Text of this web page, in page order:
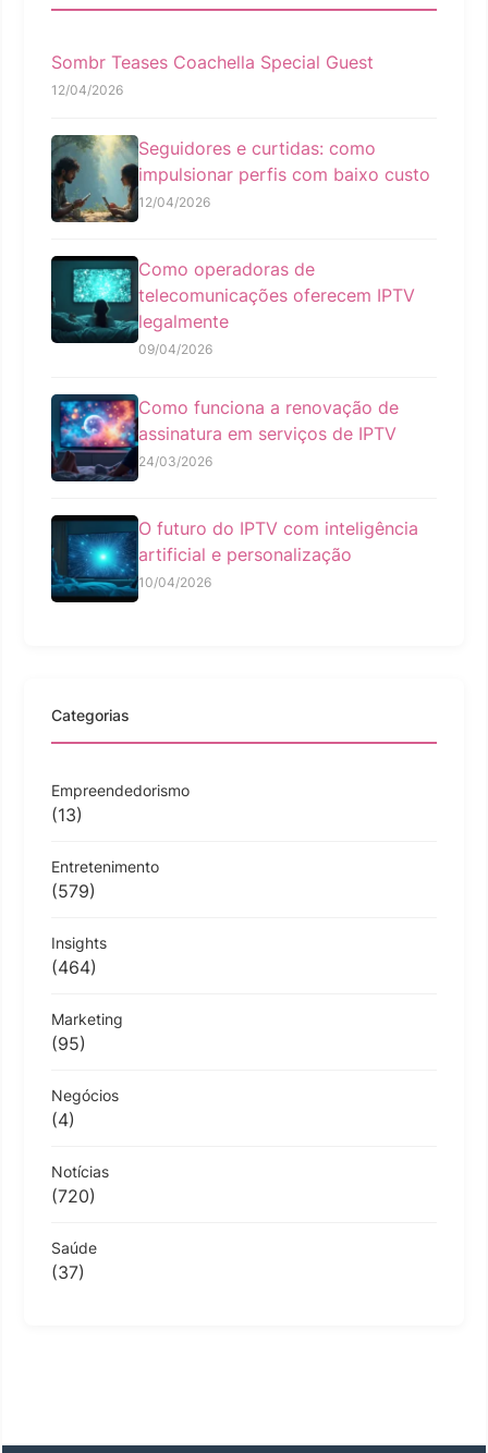
Sombr Teases Coachella Special Guest
12/04/2026
Seguidores e curtidas: como
impulsionar perfis com baixo custo
12/04/2026
Como operadoras de
telecomunicações oferecem IPTV
legalmente
09/04/2026
Como funciona a renovação de
assinatura em serviços de IPTV
24/03/2026
O futuro do IPTV com inteligência
artificial e personalização
10/04/2026
Categorias
Empreendedorismo
(13)
Entretenimento
(579)
Insights
(464)
Marketing
(95)
Negócios
(4)
Notícias
(720)
Saúde
(37)